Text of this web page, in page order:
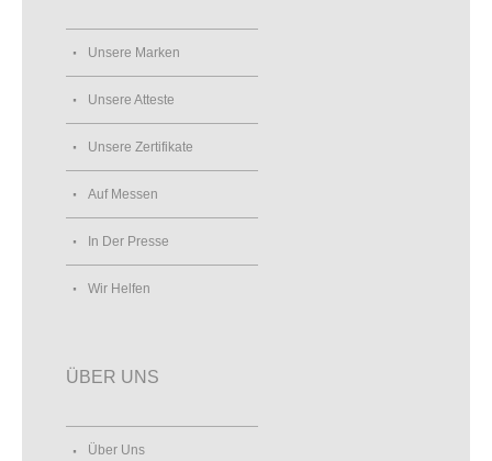
Unsere Marken
Unsere Atteste
Unsere Zertifikate
Auf Messen
In Der Presse
Wir Helfen
ÜBER UNS
Über Uns